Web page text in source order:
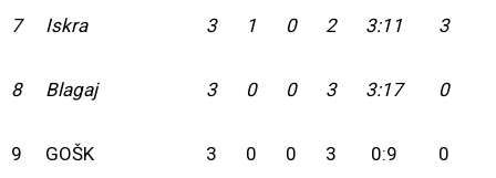
7 Iskra 3 1 0 2 3:11 3
8 Blagaj 3 0 0 3 3:17 0
9 GOŠK 3 0 0 3 0:9 0